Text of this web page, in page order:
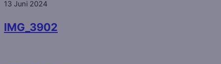
13 Juni 2024
IMG_3902